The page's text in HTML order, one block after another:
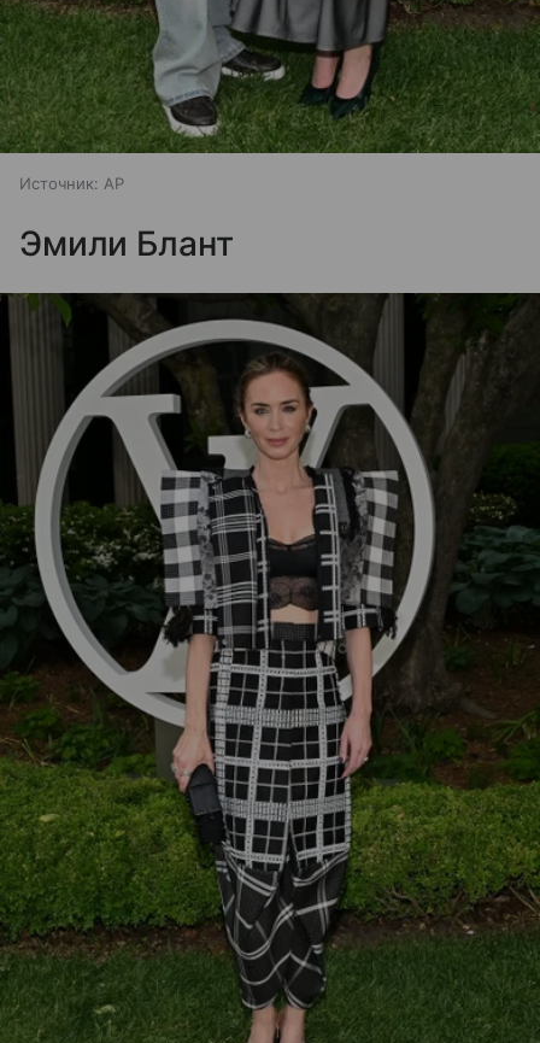
Источник: AP
Эмили Блант